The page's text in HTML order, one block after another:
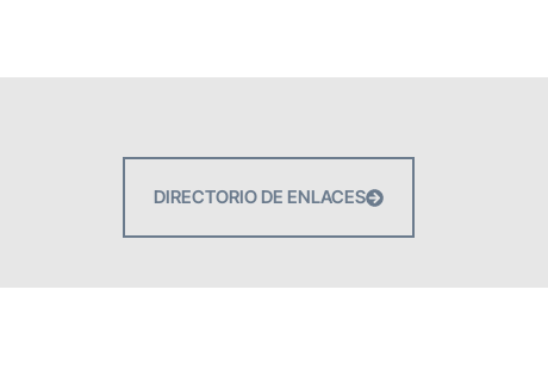
DIRECTORIO DE ENLACES